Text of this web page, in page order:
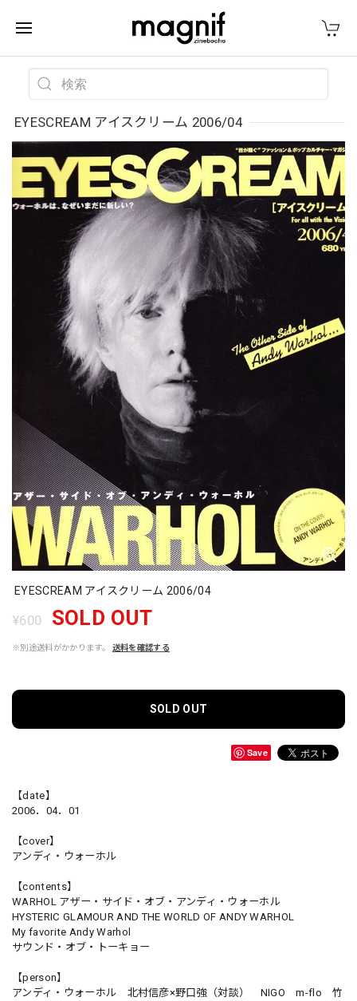
EYESCREAM アイスクリーム 2006/04
EYESCREAM アイスクリーム 2006/04
¥600 SOLD OUT
※別途送料がかかります。 送料を確認する
SOLD OUT
Save
【date】
2006．04．01
【cover】
アンディ・ウォーホル
【contents】
WARHOL アザー・サイド・オブ・アンディ・ウォーホル
HYSTERIC GLAMOUR AND THE WORLD OF ANDY WARHOL
My favorite Andy Warhol
サウンド・オブ・トーキョー
【person】
アンディ・ウォーホル 北村信彦×野口強（対談） NIGO m-flo 竹